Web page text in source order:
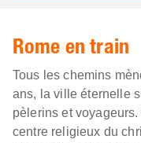
Rome en train
Tous les chemins
ans, la ville éternelle
pèlerins et voyageurs.
centre religieux du